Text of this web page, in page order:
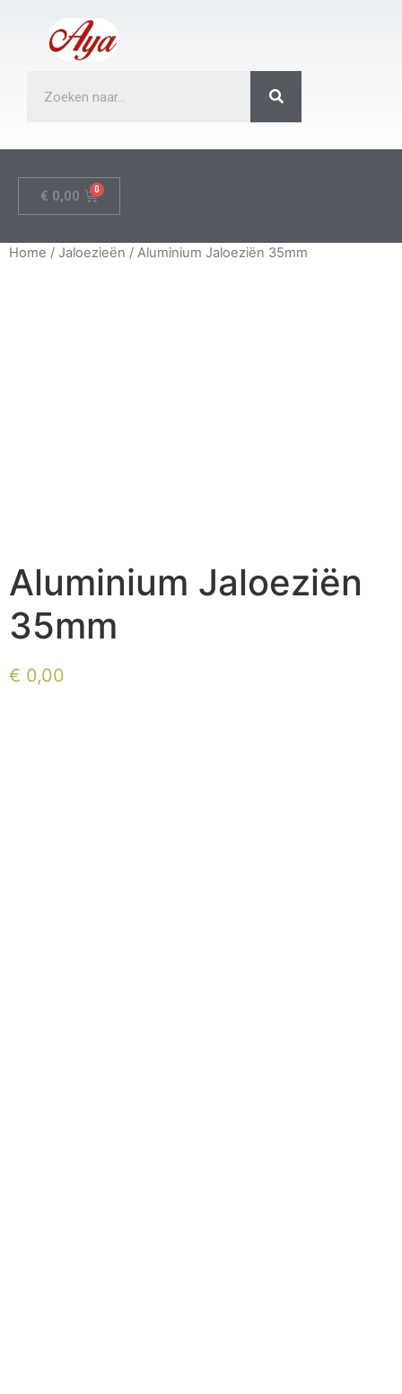
€ 0,00
Home / Jaloezieën / Aluminium Jaloeziën 35mm
Aluminium Jaloeziën
35mm
€ 0,00